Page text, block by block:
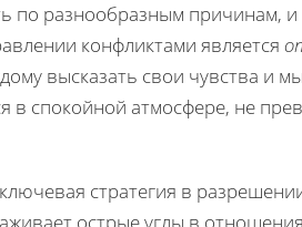
по разнообразным причинам,
конфликтами является
высказать свои чувства и
спокойной атмосфере, не
стратегия в